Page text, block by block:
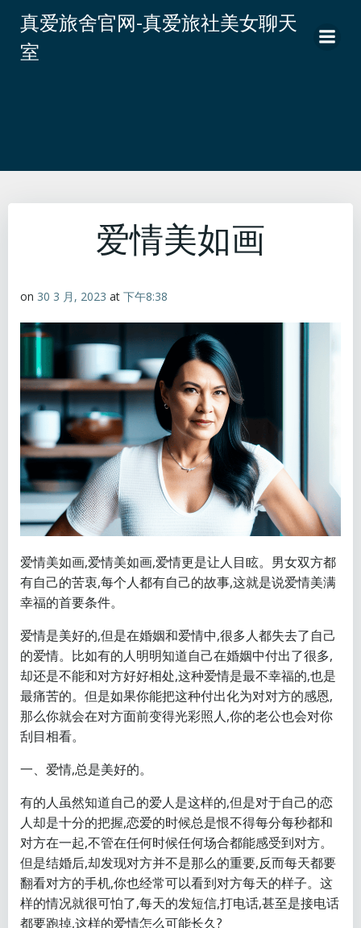
转
真爱旅舍官网-真爱旅社美女聊天
室
爱情美如画
on 30 3 月, 2023 at 下午8:38
爱情美如画,爱情美如画,爱情更是让人目眩。男女双方都
有自己的苦衷,每个人都有自己的故事,这就是说爱情美满
幸福的首要条件。
爱情是美好的,但是在婚姻和爱情中,很多人都失去了自己
的爱情。比如有的人明明知道自己在婚姻中付出了很多,
却还是不能和对方好好相处,这种爱情是最不幸福的,也是
最痛苦的。但是如果你能把这种付出化为对对方的感恩,
那么你就会在对方面前变得光彩照人,你的老公也会对你
刮目相看。
一、爱情,总是美好的。
有的人虽然知道自己的爱人是这样的,但是对于自己的恋
人却是十分的把握,恋爱的时候总是恨不得每分每秒都和
对方在一起,不管在任何时候任何场合都能感受到对方。
但是结婚后,却发现对方并不是那么的重要,反而每天都要
翻看对方的手机,你也经常可以看到对方每天的样子。这
样的情况就很可怕了,每天的发短信,打电话,甚至是接电话
都要跑掉,这样的爱情怎么可能长久?